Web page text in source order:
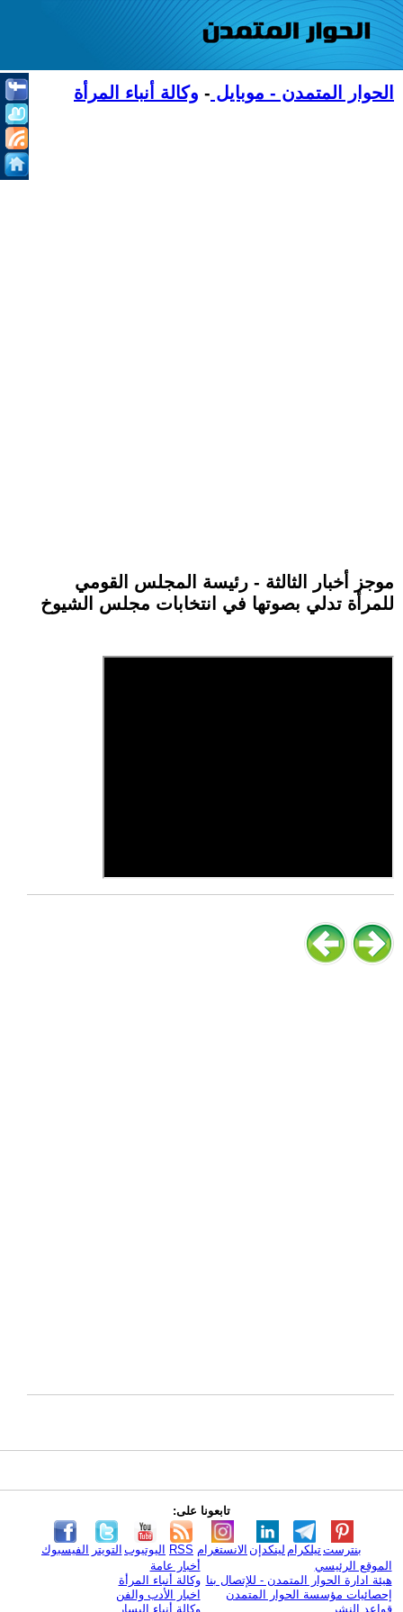
الحوار المتمدن - موبايل - وكالة أنباء المرأة
موجز أخبار الثالثة - رئيسة المجلس القومي
للمرأة تدلي بصوتها في انتخابات مجلس الشيوخ
تابعونا على:
الفيسبوك التويتر اليوتيوب RSS الانستغرام لينكدإن تيلكرامبنترست
الموقع الرئيسي
هيئة ادارة الحوار المتمدن - للإتصال بنا
إحصائيات مؤسسة الحوار المتمدن
قواعد النشر
أخبار عامة
وكالة أنباء المرأة
اخبار الأدب والفن
وكالة أنباء اليسار